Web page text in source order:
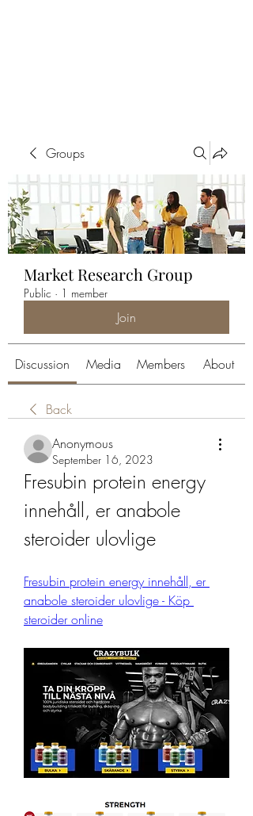
Groups
Market Research Group
Public · 1 member
Join
Discussion Media Members About
Back
Anonymous
September 16, 2023
Fresubin protein energy
innehåll, er anabole
steroider ulovlige
Fresubin protein energy innehåll, er
anabole steroider ulovlige - Köp
steroider online